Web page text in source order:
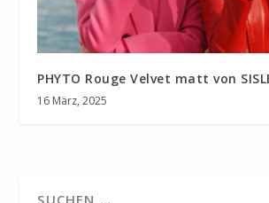
PHYTO Rouge Velvet matt von
16 März, 2025